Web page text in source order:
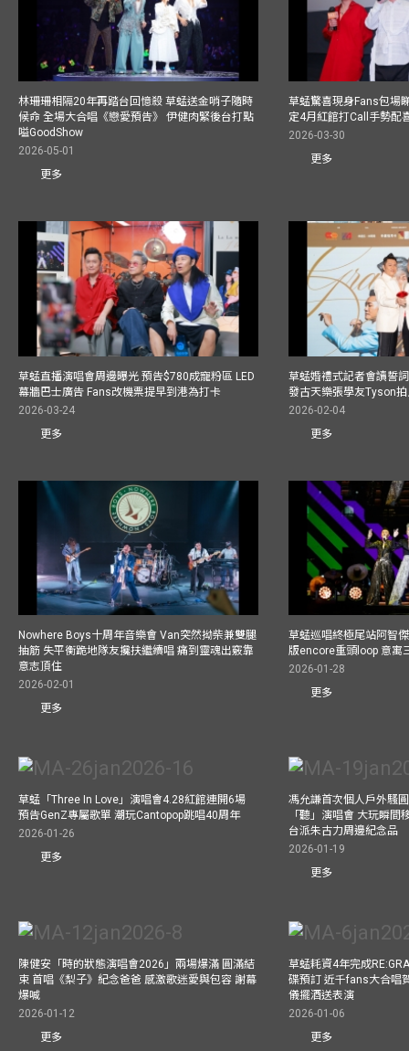
林珊珊相隔20年再踏台回憶殺 草蜢送金哨子隨時
候命 全場大合唱《戀愛預告》 伊健肉緊後台打點
嗌GoodShow
2026-05-01
更多
草蜢驚喜現身Fans包場
定4月紅館打Call手勢配
2026-03-30
更多
草蜢直播演唱會周邊曝光 預告$780成寵粉區 LED
幕牆巴士廣告 Fans改機票提早到港為打卡
2026-03-24
更多
草蜢婚禮式記者會讀誓
發古天樂張學友Tyson
2026-02-04
更多
Nowhere Boys十周年音樂會 Van突然拗柴兼雙腿
抽筋 失平衡跪地隊友攙扶繼續唱 痛到靈魂出竅靠
意志頂住
2026-02-01
更多
草蜢巡唱終極尾站阿智
版encore重頭loop 意寓
2026-01-28
更多
草蜢「Three In Love」演唱會4.28紅館連開6場
預告GenZ專屬歌單 潮玩Cantopop跳唱40周年
2026-01-26
更多
馮允謙首次個人戶外騷
「聽」演唱會 大玩瞬
台派朱古力周邊紀念品
2026-01-19
更多
陳健安「時的狀態演唱會2026」兩場爆滿 圓滿結
束 首唱《梨子》紀念爸爸 感激歌迷愛與包容 謝幕
爆喊
2026-01-12
更多
草蜢耗資4年完成
碟預訂 近千fans大合唱
儀擺酒送表演
2026-01-06
更多